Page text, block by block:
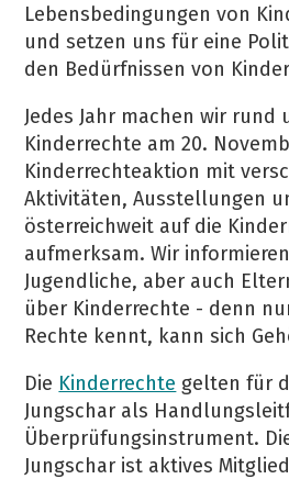
Lebensbedingungen von
und setzen uns für eine
den Bedürfnissen von
Jedes Jahr machen wir rund
Kinderrechte am 20.
Kinderrechteaktion mit
Aktivitäten, Ausstellungen
österreichweit auf die
aufmerksam. Wir
Jugendliche, aber auch
über Kinderrechte - denn
Rechte kennt, kann sich
Die Kinderrechte gelten für
Jungschar als
Überprüfungsinstrument.
Jungschar ist aktives